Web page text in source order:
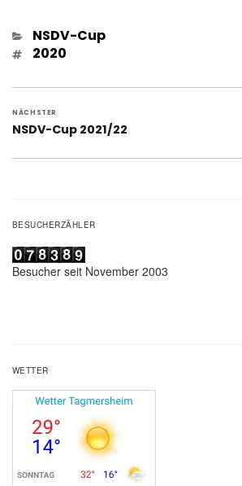
Kategorien
NSDV-Cup
Schlagwörter
2020
Beitragsnavigation
NÄCHSTER
Nächster
NSDV-Cup 2021/22
BESUCHERZÄHLER
Besucher seit November 2003
WETTER